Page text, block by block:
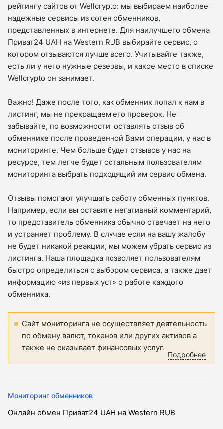
рейтингу сайтов от Wellcrypto: мы выбираем наиболее
надежные сервисы из сотен обменников,
представленных в интернете. Для наилучшего обмена
Приват24 UAH на Western RUB выбирайте сервис, о
котором отзываются лучше всего. Учитывайте также,
есть ли у него нужные резервы, и какое место в списке
Wellcrypto он занимает.
Важно! Даже после того, как обменник попал к нам в
листинг, мы не прекращаем его проверок. Не
забывайте, по возможности, оставлять отзыв об
обменнике после проведенной Вами операции, у нас в
мониторинге. Чем больше будет отзывов у нас на
ресурсе, тем легче будет остальным пользователям
мониторинга выбрать подходящий им сервис обмена.
Отзывы помогают улучшать работу обменных пунктов.
Например, если вы оставите негативный комментарий,
то представитель обменника обычно отвечает на него
и устраняет проблему. В случае если на вашу жалобу
не будет никакой реакции, мы можем убрать сервис из
листинга. Наша площадка позволяет пользователям
быстро определиться с выбором сервиса, а также дает
информацию «из первых уст» о работе каждого
обменника.
Сайт мониторинга не осуществляет деятельность
по обмену валют, токенов или других активов а
также не оказывает финансовых услуг.
Подробнее
Мониторинг обменников
Онлайн обмен Приват24 UAH на Western RUB